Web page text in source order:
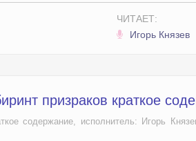
ЧИТАЕТ:
Игорь Князев
призраков краткое
содержание, исполнитель: Игорь